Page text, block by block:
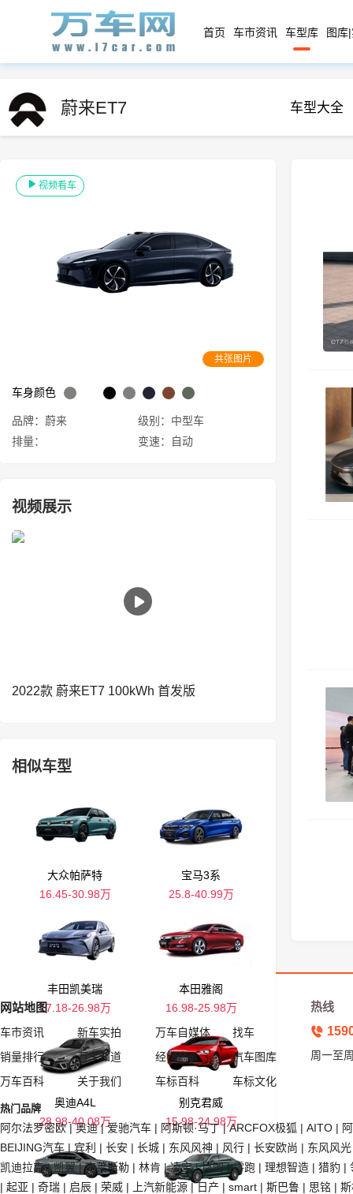
首页 车市资讯 车型库 图库
蔚来ET7 车型大全
视频看车
共张图片
车身颜色
品牌：蔚来
级别：中型车
排量：
变速：自动
视频展示
2022款 蔚来ET7 100kWh 首发版
相似车型
大众帕萨特
16.45-30.98万
宝马3系
25.8-40.99万
丰田凯美瑞
17.18-26.98万
本田雅阁
16.98-25.98万
奥迪A4L
28.98-40.08万
别克君威
15.98-24.98万
网站地图
车市资讯 新车实拍 万车自媒体
找车
销量排行
万车知道 经销商
汽车图库
万车百科
关于我们 车标百科 车标文化
热线
周一至
热门品牌
阿尔法罗密欧 |奥迪|爱驰汽车 | 阿斯顿·马丁|ARCFOX极狐 | AITO |
BEIJING汽车 | 宾利 | 长安 | 长城 | 东风风神 | 风行 | 长安欧尚 | 东风风光
凯迪拉克|凯翼|克莱斯勒 | 林肯 |凌宝|岚图|零跑 | 理想智造 | 猎豹 |
| 起亚 | 奇瑞 | 启辰 | 荣威 | 上汽新能源 |日产 | smart | 斯巴鲁 | 思铭 |